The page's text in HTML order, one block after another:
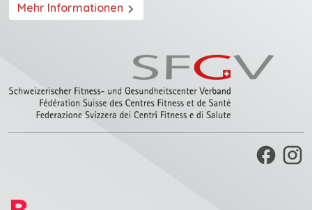
Mehr Informationen arrow_forward_ios
facebook